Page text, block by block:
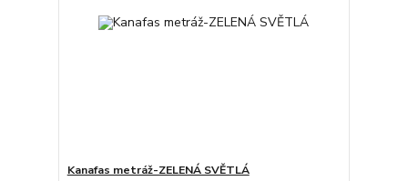
Kanafas metráž-ZELENÁ SVĚTLÁ